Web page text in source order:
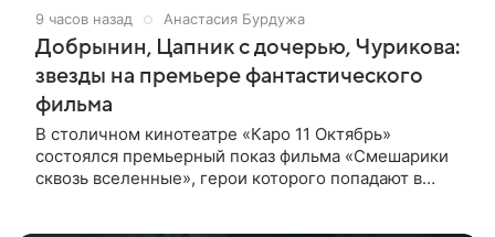
9 часов назад Анастасия Бурдужа
Добрынин, Цапник с дочерью, Чурикова:
звезды на премьере фантастического
фильма
В столичном кинотеатре «Каро 11 Октябрь»
состоялся премьерный показ фильма «Смешарики
сквозь вселенные», герои которого попадают в